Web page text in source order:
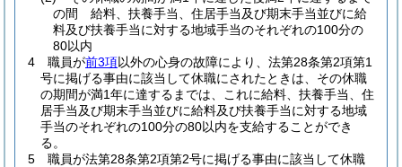
の間 給料、扶養手当、住居手当及び期末手当並びに給
料及び扶養手当に対する地域手当のそれぞれの100分の
80以内
4
職員が前3項以外の心身の故障により、法第28条第2項第1
号に掲げる事由に該当して休職にされたときは、その休職
の期間が満1年に達するまでは、これに給料、扶養手当、住
居手当及び期末手当並びに給料及び扶養手当に対する地域
手当のそれぞれの100分の80以内を支給することができ
る。
5
職員が法第28条第2項第2号に掲げる事由に該当して休職